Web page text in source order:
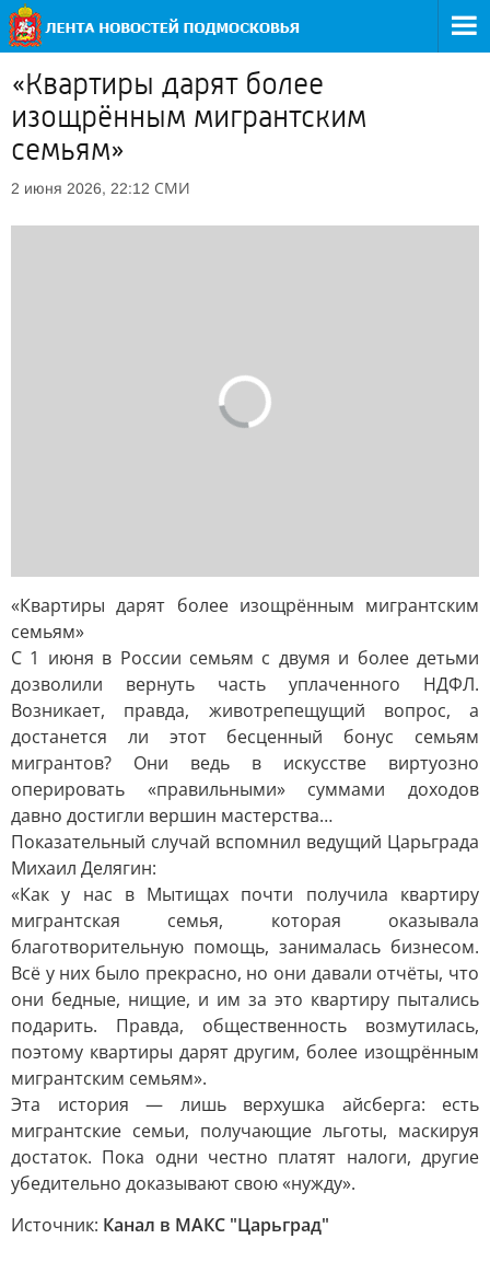
«Квартиры дарят более
изощрённым мигрантским
семьям»
2 июня 2026, 22:12 СМИ
«Квартиры дарят более изощрённым мигрантским
семьям»
С 1 июня в России семьям с двумя и более детьми
дозволили вернуть часть уплаченного НДФЛ.
Возникает, правда, животрепещущий вопрос, а
достанется ли этот бесценный бонус семьям
мигрантов? Они ведь в искусстве виртуозно
оперировать «правильными» суммами доходов
давно достигли вершин мастерства…
Показательный случай вспомнил ведущий Царьграда
Михаил Делягин:
«Как у нас в Мытищах почти получила квартиру
мигрантская семья, которая оказывала
благотворительную помощь, занималась бизнесом.
Всё у них было прекрасно, но они давали отчёты, что
они бедные, нищие, и им за это квартиру пытались
подарить. Правда, общественность возмутилась,
поэтому квартиры дарят другим, более изощрённым
мигрантским семьям».
Эта история — лишь верхушка айсберга: есть
мигрантские семьи, получающие льготы, маскируя
достаток. Пока одни честно платят налоги, другие
убедительно доказывают свою «нужду».
Источник: Канал в МАКС "Царьград"